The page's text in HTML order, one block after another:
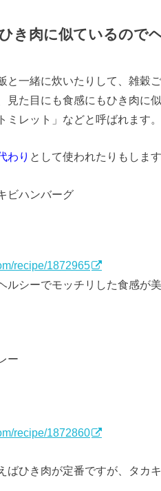
き肉に似ているので
と一緒に炊いたりして、雑穀
見た目にも食感にもひき肉に
ミレット」などと呼ばれます
わり として使われたりもします
ビハンバーグ
recipe/1872965
ルシーでモッチリした食感が
ー
recipe/1872860
ばひき肉が定番ですが、タカ